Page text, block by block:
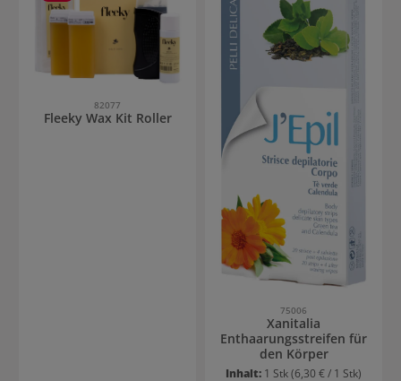
82077
Fleeky Wax Kit Roller
75006
Xanitalia
Enthaarungsstreifen für
den Körper
Inhalt: 1 Stk(6,30 € / 1 Stk)